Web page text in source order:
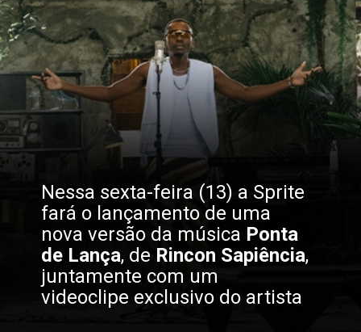
Nessa sexta-feira (13) a Sprite
fará o lançamento de uma
nova versão da música Ponta
de Lança, de Rincon Sapiência,
juntamente com um
videoclipe exclusivo do artista